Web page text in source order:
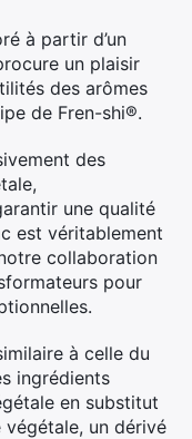
à partir d’un
un plaisir
des arômes
de Fren-shi®.
des
une qualité
est véritablement
collaboration
pour
à celle du
ingrédients
en substitut
végétale, un dérivé